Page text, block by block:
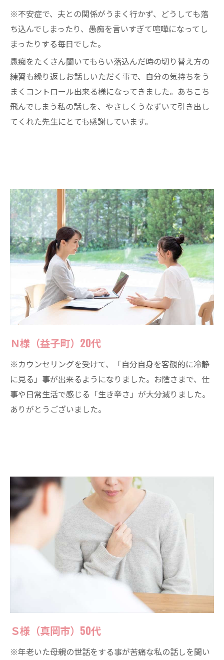
※不安症で、夫との関係がうまく行かず、どうしても落
ち込んでしまったり、愚痴を言いすぎて喧嘩になってし
まったりする毎日でした。
愚痴をたくさん聞いてもらい落込んだ時の切り替え方の
練習も繰り返しお話しいただく事で、自分の気持ちをう
まくコントロール出来る様になってきました。あちこち
飛んでしまう私の話しを、やさしくうなずいて引き出し
てくれた先生にとても感謝しています。
Ｎ様（益子町）20代
※カウンセリングを受けて、「自分自身を客観的に冷静
に見る」事が出来るようになりました。お陰さまで、仕
事や日常生活で感じる「生き辛さ」が大分減りました。
ありがとうございました。
Ｓ様（真岡市）50代
※年老いた母親の世話をする事が苦痛な私の話しを聞い